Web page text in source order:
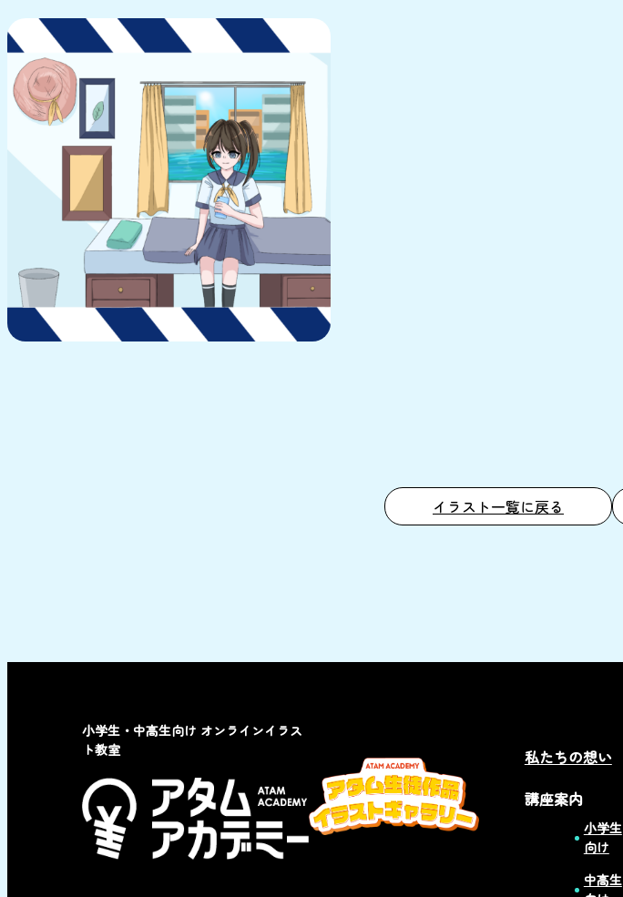
イラスト一覧に戻る
私たちの想い
講座案内
小学生
向け
中高生
小学生・中高生向け オンラインイラス
ト教室